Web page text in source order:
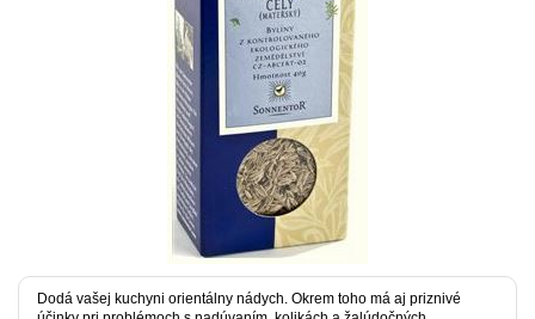
Dodá vašej kuchyni orientálny nádych. Okrem toho má aj priznivé